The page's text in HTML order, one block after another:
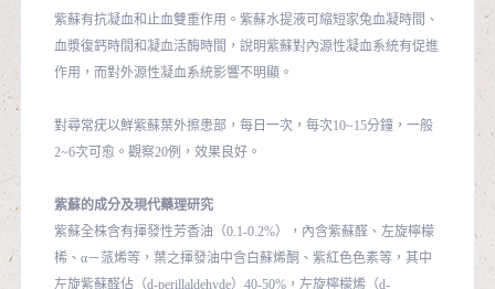
紫蘇有抗凝血和止血雙重作用。紫蘇水提液可縮短家兔血凝時間、
血漿復鈣時間和凝血活酶時間，說明紫蘇對內源性凝血系統有促進
作用，而對外源性凝血系統影響不明顯。
對尋常疣以鮮紫蘇葉外擦患部，每日一次，每次10~15分鐘，一般
2~6次可愈。觀察20例，效果良好。
紫蘇的成分及現代藥理研究
紫蘇全株含有揮發性芳香油（0.1-0.2%），內含紫蘇醛、左旋檸檬
桸、α－蒎烯等，葉之揮發油中含白蘇烯酮、紫紅色色素等，其中
左旋紫蘇醛佔（d-perillaldehyde）40-50%，左旋檸檬烯（d-